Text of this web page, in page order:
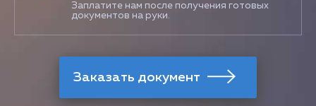
Заплатите нам после получения готовых
документов на руки.